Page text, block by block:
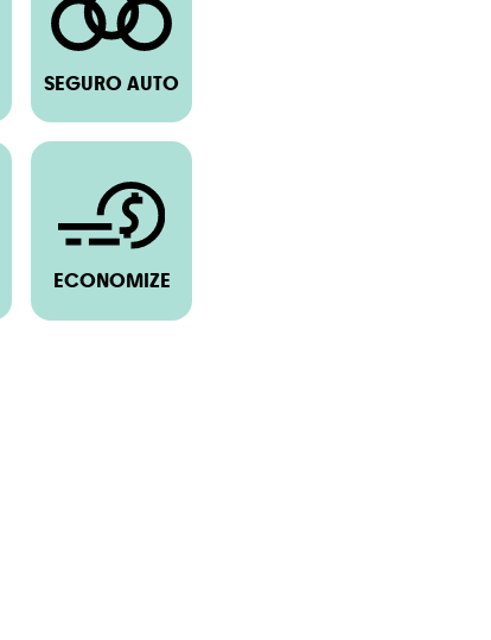
SEGURO AUTO
ECONOMIZE